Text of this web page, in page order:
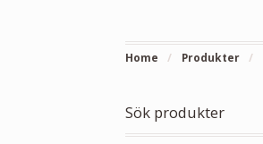
Home / Produkter /
Sök produkter